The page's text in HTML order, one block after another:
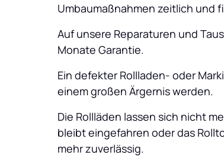
Umbaumaßnahmen zeitlich und
Auf unsere Reparaturen und
Monate Garantie.
Ein defekter Rollladen- oder
einem großen Ärgernis werden.
Die Rollläden lassen sich nicht
bleibt eingefahren oder das
mehr zuverlässig.